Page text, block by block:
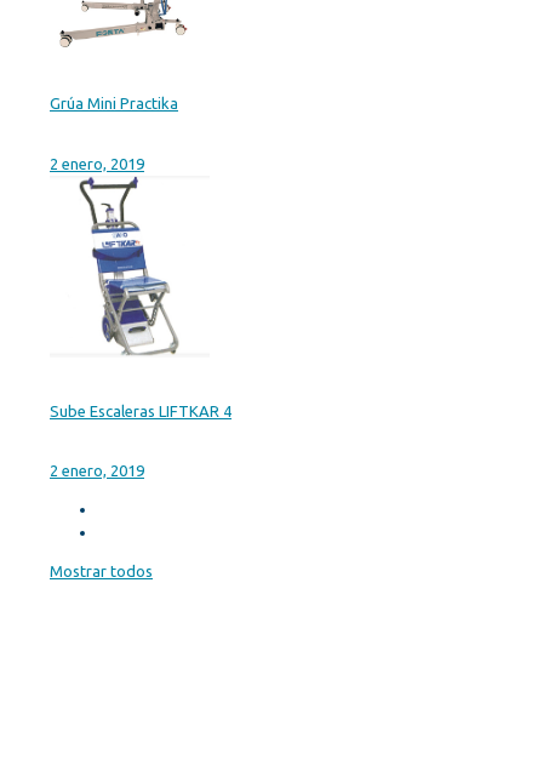
Grúa Mini Practika
2 enero, 2019
Sube Escaleras LIFTKAR 4
2 enero, 2019
Mostrar todos